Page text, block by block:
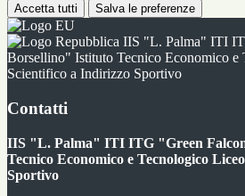
Accetta tutti Salva le preferenze
IIS "L. Palma" ITI
Borsellino" Istituto Tecnico Economico e
Scientifico a Indirizzo Sportivo
Contatti
IIS "L. Palma" ITI ITG "Green
Tecnico Economico e Tecnologico
Sportivo